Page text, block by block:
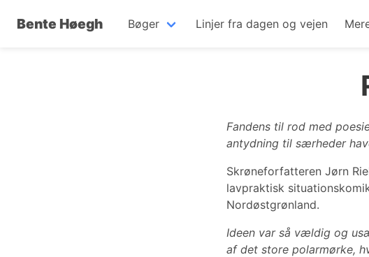
Bente Høegh Bøger Linjer fra dagen og vejen
Fandens til rod med
antydning til særheder
Skrøneforfatteren Jørn
lavpraktisk
Nordøstgrønland.
Ideen var så vældig og
af det store polarmørke,